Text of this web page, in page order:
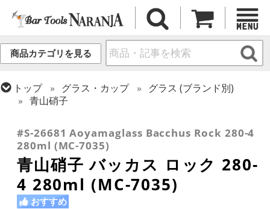
商品カテゴリを見る
トップ グラス・カップ
グラス (ブランド別)
青山硝子
ロックグラス
#S-26681 Aoyamaglass Bacchus Rock 280-4
280ml (MC-7035)
青山硝子 バッカス ロック 280-
4 280ml (MC-7035)
おすすめ